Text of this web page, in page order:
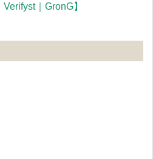
｜GronG】